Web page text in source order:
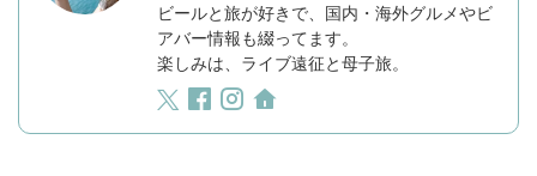
ビールと旅が好きで、国内・海外グルメやビ
アバー情報も綴ってます。
楽しみは、ライブ遠征と母子旅。